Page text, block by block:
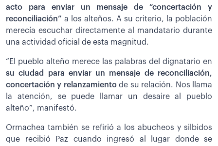
acto para enviar un mensaje de “concertación y
reconciliación” a los alteños. A su criterio, la población
merecía escuchar directamente al mandatario durante
una actividad oficial de esta magnitud.
“El pueblo alteño merece las palabras del dignatario en
su ciudad para enviar un mensaje de reconciliación,
concertación y relanzamientode su relación. Nos llama
la atención, se puede llamar un desaire al pueblo
alteño”, manifestó.
Ormachea también se refirió a los abucheos y silbidos
que recibió Paz cuando ingresó al lugar donde se